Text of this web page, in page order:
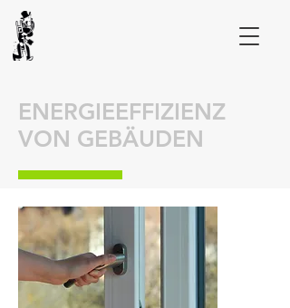
ENERGIEEFFIZIENZ
VON GEBÄUDEN